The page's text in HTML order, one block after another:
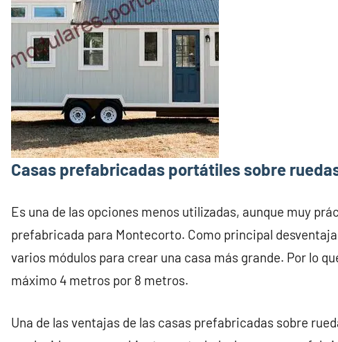
Casas prefabricadas portátiles sobre
Es una de las opciones menos utilizadas, aunque muy
prefabricada para Montecorto. Como principal
varios módulos para crear una casa más grande. Por lo
máximo 4 metros por 8 metros.
Una de las ventajas de las casas prefabricadas sobre